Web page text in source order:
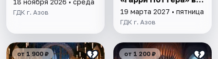
ГДК г. Азов
свете 1000 свечей
19 марта 2027 • пятница
ГДК г. Азов
от 1 900 ₽ от 1 200 ₽